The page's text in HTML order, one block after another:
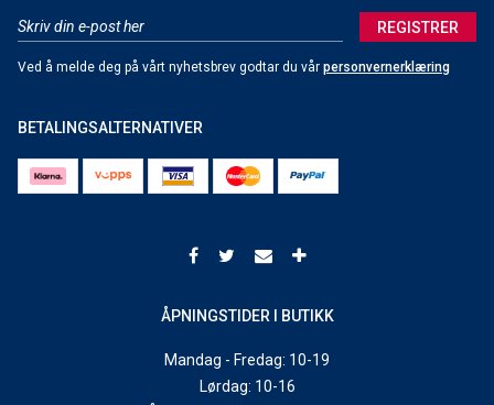
REGISTRER
Ved å melde deg på vårt nyhetsbrev godtar du vår personvernerklæring
BETALINGSALTERNATIVER
ÅPNINGSTIDER I BUTIKK
Mandag - Fredag: 10-19
Lørdag: 10-16